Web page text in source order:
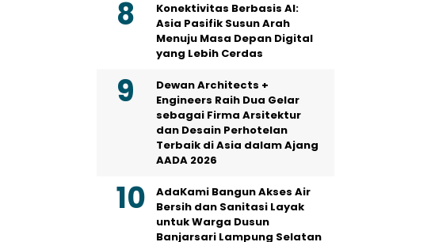
Konektivitas Berbasis AI:
Asia Pasifik Susun Arah
Menuju Masa Depan Digital
yang Lebih Cerdas
Dewan Architects +
Engineers Raih Dua Gelar
sebagai Firma Arsitektur
dan Desain Perhotelan
Terbaik di Asia dalam Ajang
AADA 2026
AdaKami Bangun Akses Air
Bersih dan Sanitasi Layak
untuk Warga Dusun
Banjarsari Lampung Selatan